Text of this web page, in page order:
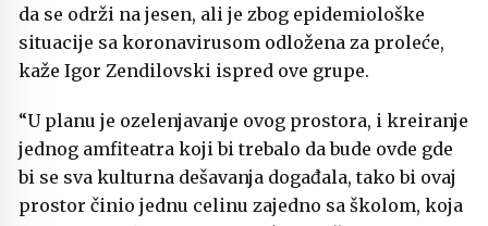
da se održi na jesen, ali je zbog epidemiološke
situacije sa koronavirusom odložena za proleće,
kaže Igor Zendilovski ispred ove grupe.
“U planu je ozelenjavanje ovog prostora, i kreiranje
jednog amfiteatra koji bi trebalo da bude ovde gde
bi se sva kulturna dešavanja događala, tako bi ovaj
prostor činio jednu celinu zajedno sa školom, koja